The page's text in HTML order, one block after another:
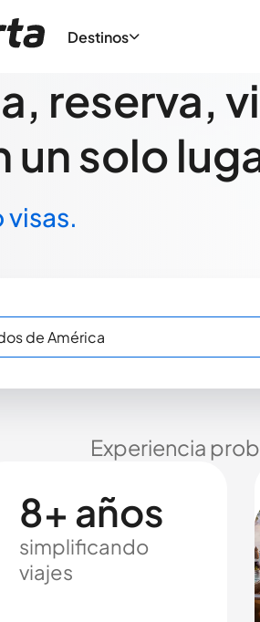
Destinos
reserva,
un solo
visas.
Experiencia
8+ años
simplificando
viajes